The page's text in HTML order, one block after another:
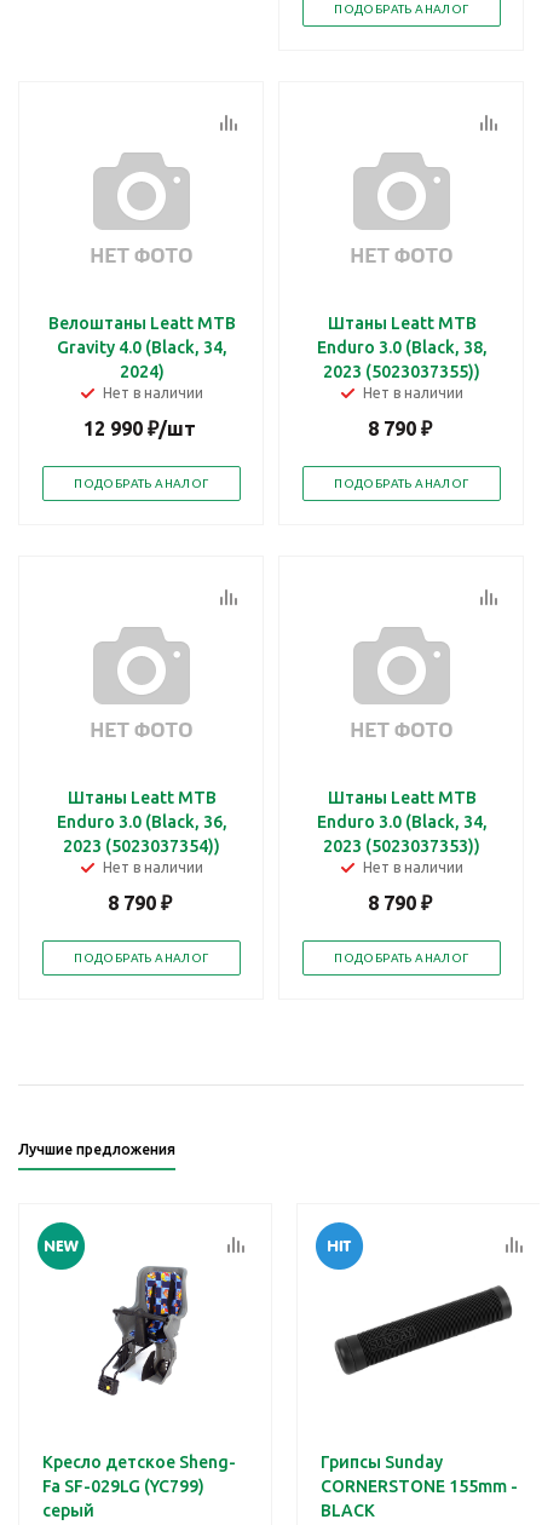
ПОДОБРАТЬ АНАЛОГ
Велоштаны Leatt MTB
Gravity 4.0 (Black, 34,
2024)
Нет в наличии
12 990₽/шт
ПОДОБРАТЬ АНАЛОГ
Штаны Leatt MTB
Enduro 3.0 (Black, 38,
2023 (5023037355))
Нет в наличии
8 790₽
ПОДОБРАТЬ АНАЛОГ
Штаны Leatt MTB
Enduro 3.0 (Black, 36,
2023 (5023037354))
Нет в наличии
8 790₽
ПОДОБРАТЬ АНАЛОГ
Штаны Leatt MTB
Enduro 3.0 (Black, 34,
2023 (5023037353))
Нет в наличии
8 790₽
ПОДОБРАТЬ АНАЛОГ
Лучшие предложения
Кресло детское Sheng-
Fa SF-029LG (YC799)
серый
Грипсы Sunday
CORNERSTONE 155mm -
BLACK